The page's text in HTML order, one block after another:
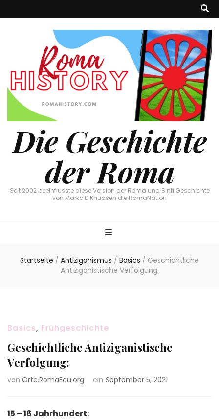
Die Geschichte
der Roma
Seit 2002 beeinflusste diese Version der Roma und Sinti Geschichte
von Marko D Knudsen die RomaNation
Startseite / Antiziganismus / Basics / Geschichtliche
Antiziganistische Verfolgung:
Basics, Frühgeschichte
Geschichtliche Antiziganistische
Verfolgung:
von Orte.RomaEdu.org ein September 5, 2021
15 – 16 Jahrhundert: